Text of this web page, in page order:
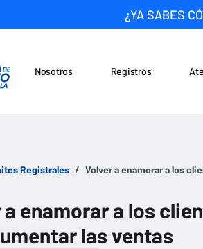
¿YA SABES
Nosotros Registros
Registrales Volver a enamorar a los
a enamorar a los
las ventas